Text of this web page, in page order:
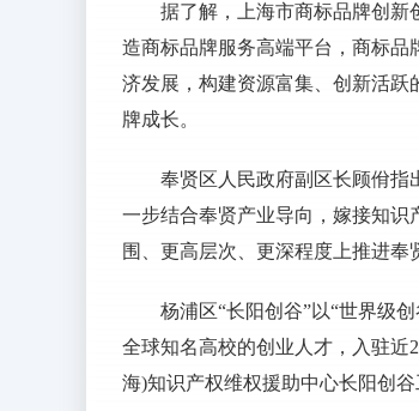
据了解，上海市商标品牌创新
造商标品牌服务高端平台，商标
济发展，构建资源富集、创新活跃
牌成长。
奉贤区人民政府副区长顾佾指
一步结合奉贤产业导向，嫁接知
围、更高层次、更深程度上推进奉
杨浦区“长阳创谷”以“世界级
全球知名高校的创业人才，入驻近
海)知识产权维权援助中心长阳创谷